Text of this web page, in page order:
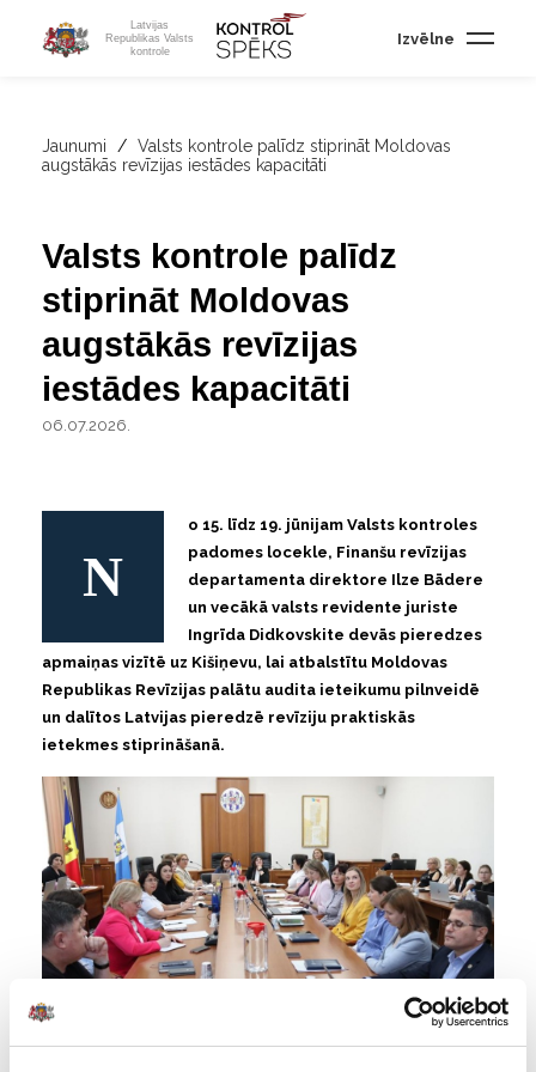
Latvijas
Republikas Valsts
kontrole
Izvēlne
Jaunumi / Valsts kontrole palīdz stiprināt Moldovas
augstākās revīzijas iestādes kapacitāti
Valsts kontrole palīdz
stiprināt Moldovas
augstākās revīzijas
iestādes kapacitāti
06.07.2026.
N
o 15. līdz 19. jūnijam Valsts kontroles
padomes locekle, Finanšu revīzijas
departamenta direktore Ilze Bādere
un vecākā valsts revidente juriste
Ingrīda Didkovskite devās pieredzes
apmaiņas vizītē uz Kišiņevu, lai atbalstītu Moldovas
Republikas Revīzijas palātu audita ieteikumu pilnveidē
un dalītos Latvijas pieredzē revīziju praktiskās
ietekmes stiprināšanā.